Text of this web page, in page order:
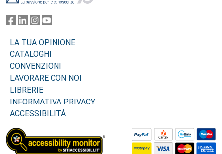
LA TUA OPINIONE
CATALOGHI
CONVENZIONI
LAVORARE CON NOI
LIBRERIE
INFORMATIVA PRIVACY
ACCESSIBILITÁ